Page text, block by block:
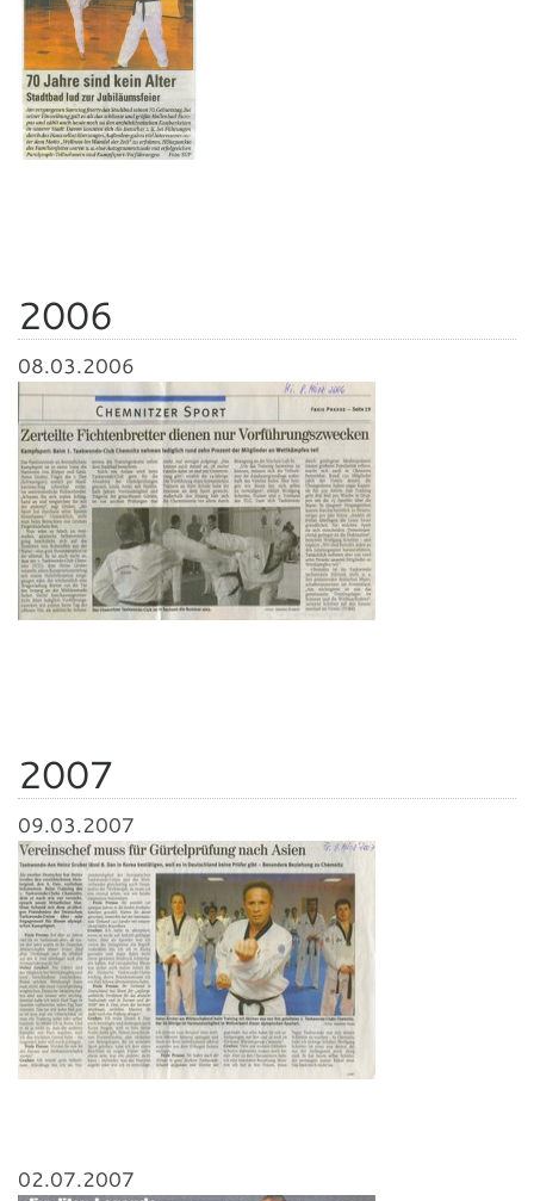
2006
08.03.2006
2007
09.03.2007
02.07.2007